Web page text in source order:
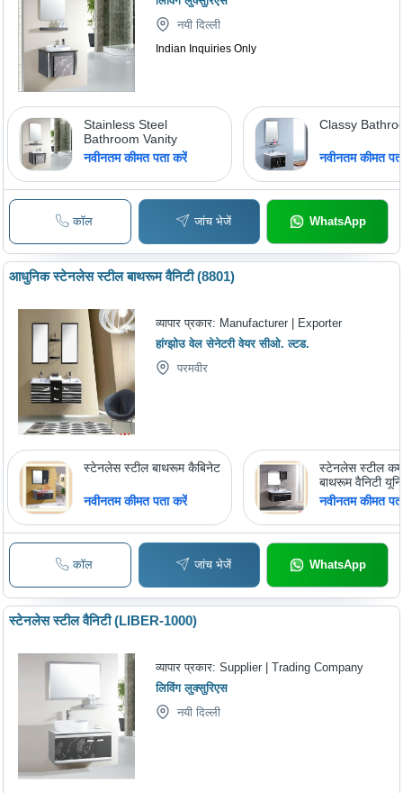
नयी दिल्ली
Indian Inquiries Only
Stainless Steel
Bathroom Vanity
नवीनतम कीमत पता करें
Classy
नवीनतम कीमत
कॉल जांच भेजें WhatsApp
आधुनिक स्टेनलेस स्टील बाथरूम वैनिटी (8801)
व्यापार प्रकार: Manufacturer | Exporter
हांग्झोउ वेल सेनेटरी वेयर सीओ. ल्टड.
परमवीर
स्टेनलेस स्टील बाथरूम कैबिनेट
नवीनतम कीमत पता करें
स्टेनलेस स्टील
बाथरूम वैनिटी
नवीनतम कीमत
कॉल जांच भेजें WhatsApp
स्टेनलेस स्टील वैनिटी (LIBER-1000)
व्यापार प्रकार:Supplier | Trading Company
लिविंग लुक्सुरिएस
नयी दिल्ली